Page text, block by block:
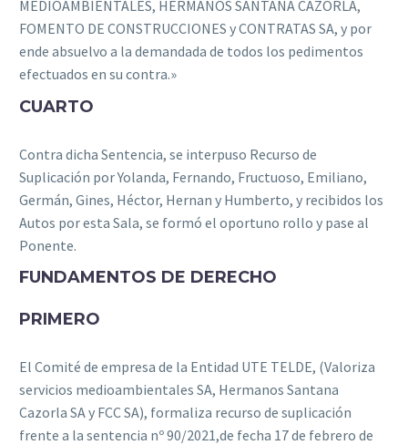
MEDIOAMBIENTALES, HERMANOS SANTANA CAZORLA,
FOMENTO DE CONSTRUCCIONES y CONTRATAS SA, y por
ende absuelvo a la demandada de todos los pedimentos
efectuados en su contra.»
CUARTO
Contra dicha Sentencia, se interpuso Recurso de
Suplicación por Yolanda, Fernando, Fructuoso, Emiliano,
Germán, Gines, Héctor, Hernan y Humberto, y recibidos los
Autos por esta Sala, se formó el oportuno rollo y pase al
Ponente.
FUNDAMENTOS DE DERECHO
PRIMERO
El Comité de empresa de la Entidad UTE TELDE, (Valoriza
servicios medioambientales SA, Hermanos Santana
Cazorla SA y FCC SA), formaliza recurso de suplicación
frente a la sentencia nº 90/2021,de fecha 17 de febrero de